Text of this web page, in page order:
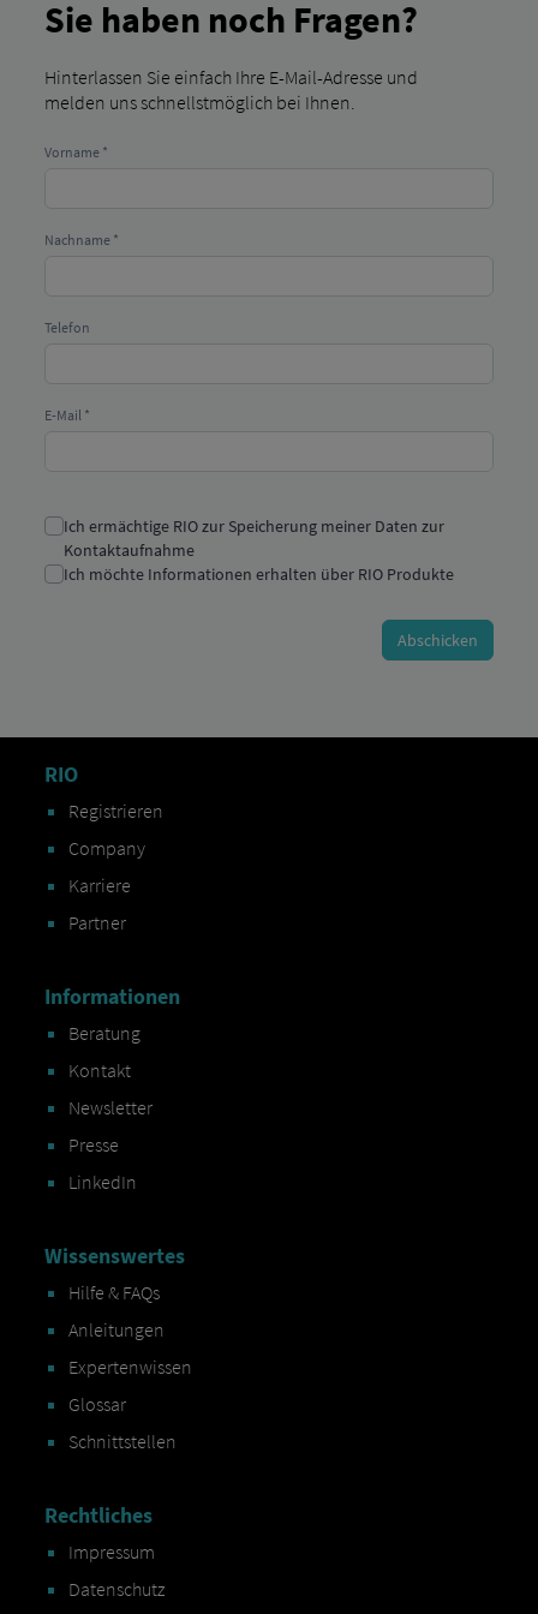
Sie haben noch Fragen?
Hinterlassen Sie einfach Ihre E-Mail-Adresse und
melden uns schnellstmöglich bei Ihnen.
RIO
Registrieren
Company
Karriere
Partner
Informationen
Beratung
Kontakt
Newsletter
Presse
LinkedIn
Wissenswertes
Hilfe & FAQs
Anleitungen
Expertenwissen
Glossar
Schnittstellen
Rechtliches
Impressum
Datenschutz